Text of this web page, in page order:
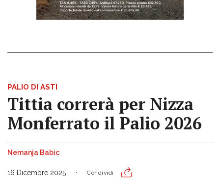
PALIO DI ASTI
Tittia correrà per Nizza
Monferrato il Palio 2026
Nemanja Babic
16 Dicembre 2025 Condividi